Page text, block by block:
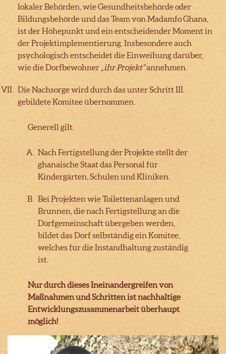
lokaler Behörden, wie Gesundheitsbehörde oder
Bildungsbehörde und das Team von Madamfo Ghana,
ist der Höhepunkt und ein entscheidender Moment in
der Projektimplementierung. Insbesondere auch
psychologisch entscheidet die Einweihung darüber,
wie die Dorfbewohner „ihr Projekt“annehmen.
Die Nachsorge wird durch das unter Schritt III.
gebildete Komitee übernommen.
Generell gilt:
Nach Fertigstellung der Projekte stellt der
ghanaische Staat das Personal für
Kindergärten, Schulen und Kliniken.
Bei Projekten wie Toilettenanlagen und
Brunnen, die nach Fertigstellung an die
Dorfgemeinschaft übergeben werden,
bildet das Dorf selbständig ein Komitee,
welches für die Instandhaltung zuständig
ist.
Nur durch dieses Ineinandergreifen von
Maßnahmen und Schritten ist nachhaltige
Entwicklungszusammenarbeit überhaupt
möglich!